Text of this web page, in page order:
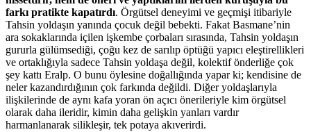
farkı pratikte kapatırdı. Örgütsel deneyimi ve geçmişi itibariyle
Tahsin yoldaşın yanında çocuk değil bebekti. Fakat Basmane’nin
ara sokaklarında içilen işkembe çorbaları sırasında, Tahsin yoldaşın
gururla gülümsediği, çoğu kez de sarılıp öptüğü yapıcı eleştirellikleri
ve ortaklığıyla sadece Tahsin yoldaşa değil, kolektif önderliğe çok
şey kattı Eralp. O bunu öylesine doğallığında yapar ki; kendisine de
neler kazandırdığının çok farkında değildi. Diğer yoldaşlarıyla
ilişkilerinde de aynı kafa yoran ön açıcı önerileriyle kim örgütsel
olarak daha ileridir, kimin daha gelişkin yanları vardır
harmanlanarak silikleşir, tek potaya akıverirdi.